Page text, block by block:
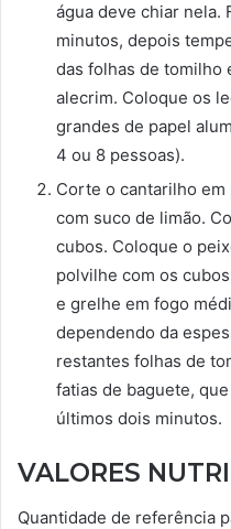
água deve chiar nela.
minutos, depois
das folhas de tomilho
alecrim. Coloque os
grandes de papel
4 ou 8 pessoas).
Corte o cantarilho
com suco de limão.
cubos. Coloque o
polvilhe com os
e grelhe em fogo
dependendo da
restantes folhas de
fatias de baguete,
últimos dois minutos.
VALORES
Quantidade de referência